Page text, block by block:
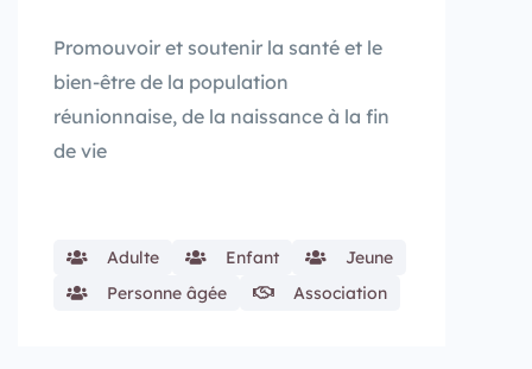
Promouvoir et soutenir la santé et le
bien-être de la population
réunionnaise, de la naissance à la fin
de vie
Adulte Enfant
Jeune
Personne âgée
Association